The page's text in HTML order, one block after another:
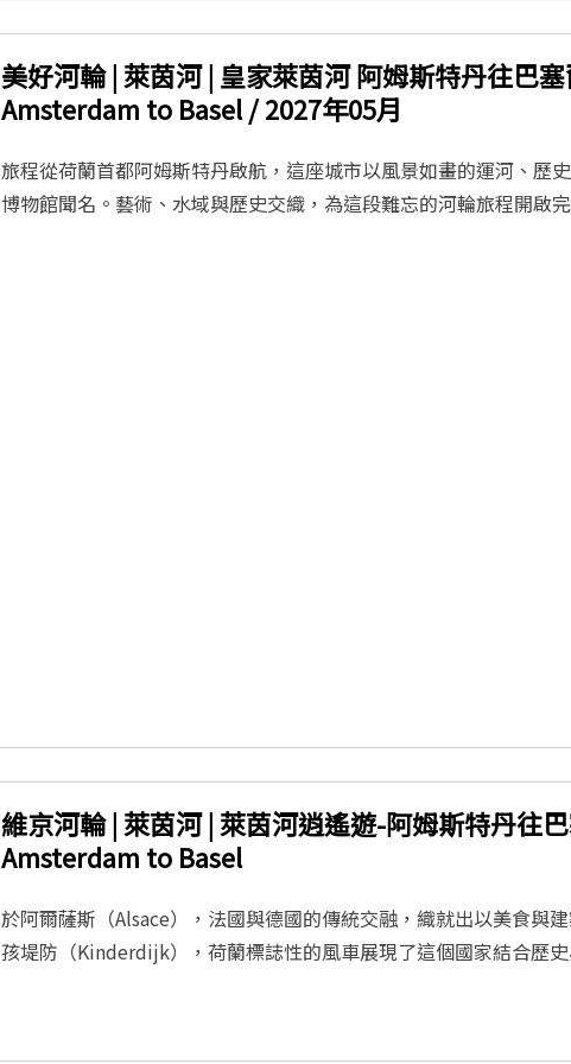
美好河輪 | 萊茵河 | 皇家萊茵河 阿姆斯特丹往巴
Amsterdam to Basel / 2027年05月
旅程從荷蘭首都阿姆斯特丹啟航，這座城市以風景如畫的運河、歷
博物館聞名。藝術、水域與歷史交織，為這段難忘的河輪旅程開啟
維京河輪 | 萊茵河 | 萊茵河逍遙遊-阿姆斯特丹往
Amsterdam to Basel
於阿爾薩斯（Alsace），法國與德國的傳統交融，織就出以美食與
孩堤防（Kinderdijk），荷蘭標誌性的風車展現了這個國家結合歷